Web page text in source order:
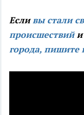
Есливы стали
происшествийи
города, пишите